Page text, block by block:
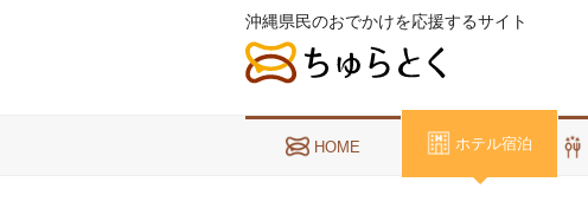
沖縄県民のおでかけを応援するサイト
HOME ホテル宿泊